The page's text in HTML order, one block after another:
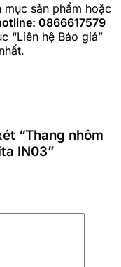
sản phẩm hoặc
0866617579
“Liên hệ Báo giá”
“Thang nhôm
IN03”